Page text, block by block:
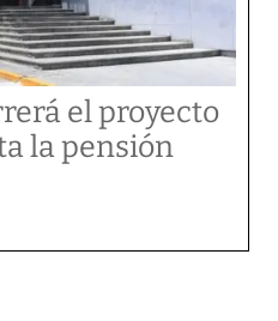
el proyecto
la pensión